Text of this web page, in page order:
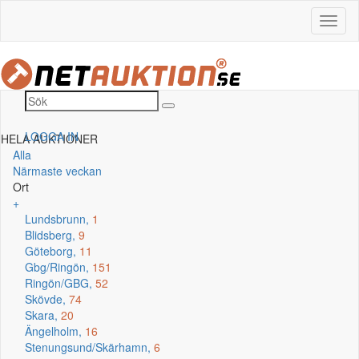
LOGGA IN
HELA AUKTIONER
Alla
Närmaste veckan
Ort
+
Lundsbrunn, 1
Blidsberg, 9
Göteborg, 11
Gbg/Ringön, 151
Ringön/GBG, 52
Skövde, 74
Skara, 20
Ängelholm, 16
Stenungsund/Skärhamn, 6